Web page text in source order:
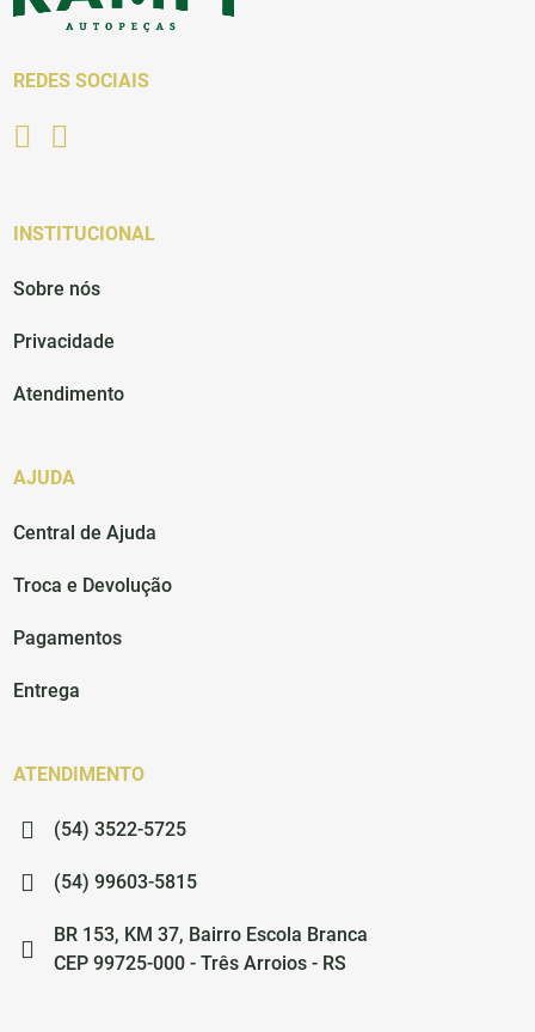
REDES SOCIAIS
INSTITUCIONAL
Sobre nós
Privacidade
Atendimento
AJUDA
Central de Ajuda
Troca e Devolução
Pagamentos
Entrega
ATENDIMENTO
(54) 3522-5725
(54) 99603-5815
BR 153, KM 37, Bairro Escola Branca
CEP 99725-000 - Três Arroios - RS